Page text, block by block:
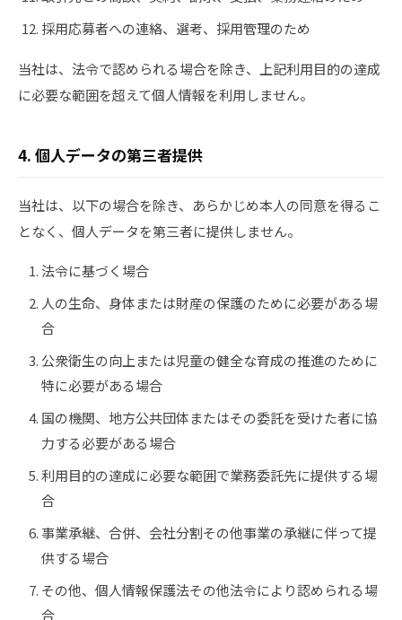
採用応募者への連絡、選考、採用管理のため
当社は、法令で認められる場合を除き、上記利用目的の達成
に必要な範囲を超えて個人情報を利用しません。
4. 個人データの第三者提供
当社は、以下の場合を除き、あらかじめ本人の同意を得るこ
となく、個人データを第三者に提供しません。
法令に基づく場合
人の生命、身体または財産の保護のために必要がある場
合
公衆衛生の向上または児童の健全な育成の推進のために
特に必要がある場合
国の機関、地方公共団体またはその委託を受けた者に協
力する必要がある場合
利用目的の達成に必要な範囲で業務委託先に提供する場
合
事業承継、合併、会社分割その他事業の承継に伴って提
供する場合
その他、個人情報保護法その他法令により認められる場
合